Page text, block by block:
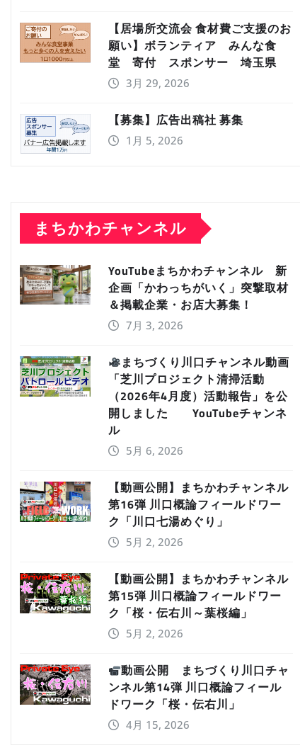
【居場所交流会 食材費ご支援のお
願い】ボランティア みんな食
堂 寄付 スポンサー 埼玉県
3月 29, 2026
【募集】広告出稿社 募集
1月 5, 2026
まちかわチャンネル
YouTubeまちかわチャンネル 新
企画「かわっちがいく」突撃取材
＆掲載企業・お店大募集！
7月 3, 2026
まちづくり川口チャンネル動画
「芝川プロジェクト清掃活動
（2026年4月度）活動報告」を公
開しました YouTubeチャンネ
ル
5月 6, 2026
【動画公開】まちかわチャンネル
第16弾 川口概論フィールドワー
ク「川口七湯めぐり」
5月 2, 2026
【動画公開】まちかわチャンネル
第15弾 川口概論フィールドワー
ク「桜・伝右川～葉桜編」
5月 2, 2026
動画公開 まちづくり川口チャ
ンネル第14弾 川口概論フィール
ドワーク「桜・伝右川」
4月 15, 2026